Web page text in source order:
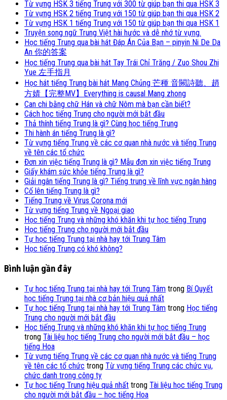
Từ vựng HSK 3 tiếng Trung với 300 từ giúp bạn thi qua HSK 3
Từ vựng HSK 2 tiếng Trung với 150 từ giúp bạn thi qua HSK 2
Từ vựng HSK 1 tiếng Trung với 150 từ giúp bạn thi qua HSK 1
Truyện song ngữ Trung Việt hài hước và dễ nhớ từ vựng.
Học tiếng Trung qua bài hát Đáp Án Của Bạn – pinyin Ni De Da
An 你的答案
Học tiếng Trung qua bài hát Tay Trái Chỉ Trăng / Zuo Shou Zhi
Yue 左手指月
Học hát tiếng Trung bài hát Mang Chủng 芒種 音闕詩聽、趙
方婧【完整MV】Everything is causal Mang zhong
Can chi bằng chữ Hán và chữ Nôm mà bạn cần biết?
Cách học tiếng Trung cho người mới bắt đầu
Thả thính tiếng Trung là gì? Cùng học tiếng Trung
Thi hành án tiếng Trung là gì?
Từ vựng tiếng Trung về các cơ quan nhà nước và tiếng Trung
về tên các tổ chức
Đơn xin việc tiếng Trung là gì? Mẫu đơn xin việc tiếng Trung
Giấy khám sức khỏe tiếng Trung là gì?
Giải ngân tiếng Trung là gì? Tiếng trung về lĩnh vực ngân hàng
Cố lên tiếng Trung là gì?
Tiếng Trung về Virus Corona mới
Từ vựng tiếng Trung về Ngoại giao
Học tiếng Trung và những khó khăn khi tự học tiếng Trung
Học tiếng Trung cho người mới bắt đầu
Tự học tiếng Trung tại nhà hay tới Trung Tâm
Học tiếng Trung có khó không?
Bình luận gần đây
Tự học tiếng Trung tại nhà hay tới Trung Tâm trong Bí Quyết
học tiếng Trung tại nhà cơ bản hiệu quả nhất
Tự học tiếng Trung tại nhà hay tới Trung Tâm trong Học tiếng
Trung cho người mới bắt đầu
Học tiếng Trung và những khó khăn khi tự học tiếng Trung
trong Tài liệu học tiếng Trung cho người mới bắt đầu – học
tiếng Hoa
Từ vựng tiếng Trung về các cơ quan nhà nước và tiếng Trung
về tên các tổ chức trong Từ vựng tiếng Trung các chức vụ,
chức danh trong công ty
Tự học tiếng Trung hiệu quả nhất trong Tài liệu học tiếng Trung
cho người mới bắt đầu – học tiếng Hoa